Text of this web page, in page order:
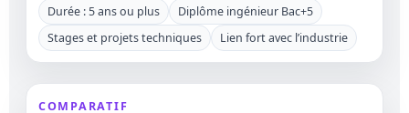
Durée : 5 ans ou plus
Diplôme ingénieur Bac+5
Stages et projets techniques
Lien fort avec l’industrie
COMPARATIF